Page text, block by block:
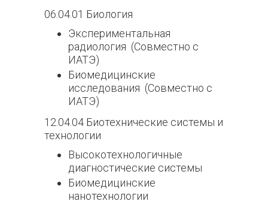
06.04.01 Биология
Экспериментальная
радиология (Совместно с
ИАТЭ)
Биомедицинские
исследования (Совместно с
ИАТЭ)
12.04.04 Биотехнические системы и
технологии
Высокотехнологичные
диагностические системы
Биомедицинские
нанотехнологии